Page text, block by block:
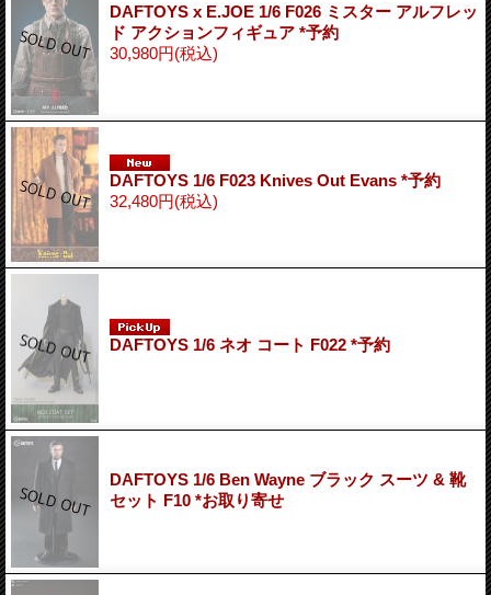
DAFTOYS x E.JOE 1/6 F026 ミスター アルフレッ
ド アクションフィギュア *予約
30,980円(税込)
DAFTOYS 1/6 F023 Knives Out Evans *予約
32,480円(税込)
DAFTOYS 1/6 ネオ コート F022 *予約
DAFTOYS 1/6 Ben Wayne ブラック スーツ & 靴
セット F10 *お取り寄せ